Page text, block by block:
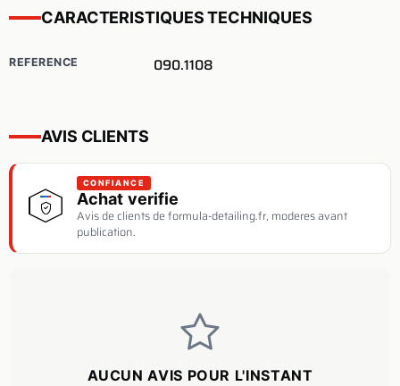
CARACTERISTIQUES TECHNIQUES
REFERENCE 090.1108
AVIS CLIENTS
CONFIANCE
Achat verifie
Avis de clients de formula-detailing.fr, moderes avant
publication.
AUCUN AVIS POUR L'INSTANT